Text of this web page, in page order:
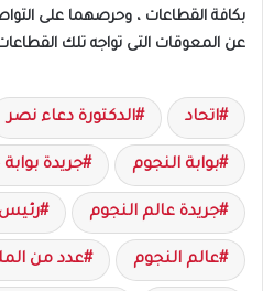
بكافة القطاعات ، وحرصهما على
عن المعوقات التى تواجه تلك
اتحاد الدكتورة دعاء نصر
بوابة النجوم جريدة
جريدة عالم النجوم رئيس
عالم النجوم عدد من